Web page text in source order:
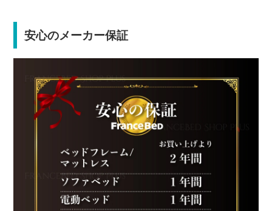
安心のメーカー保証